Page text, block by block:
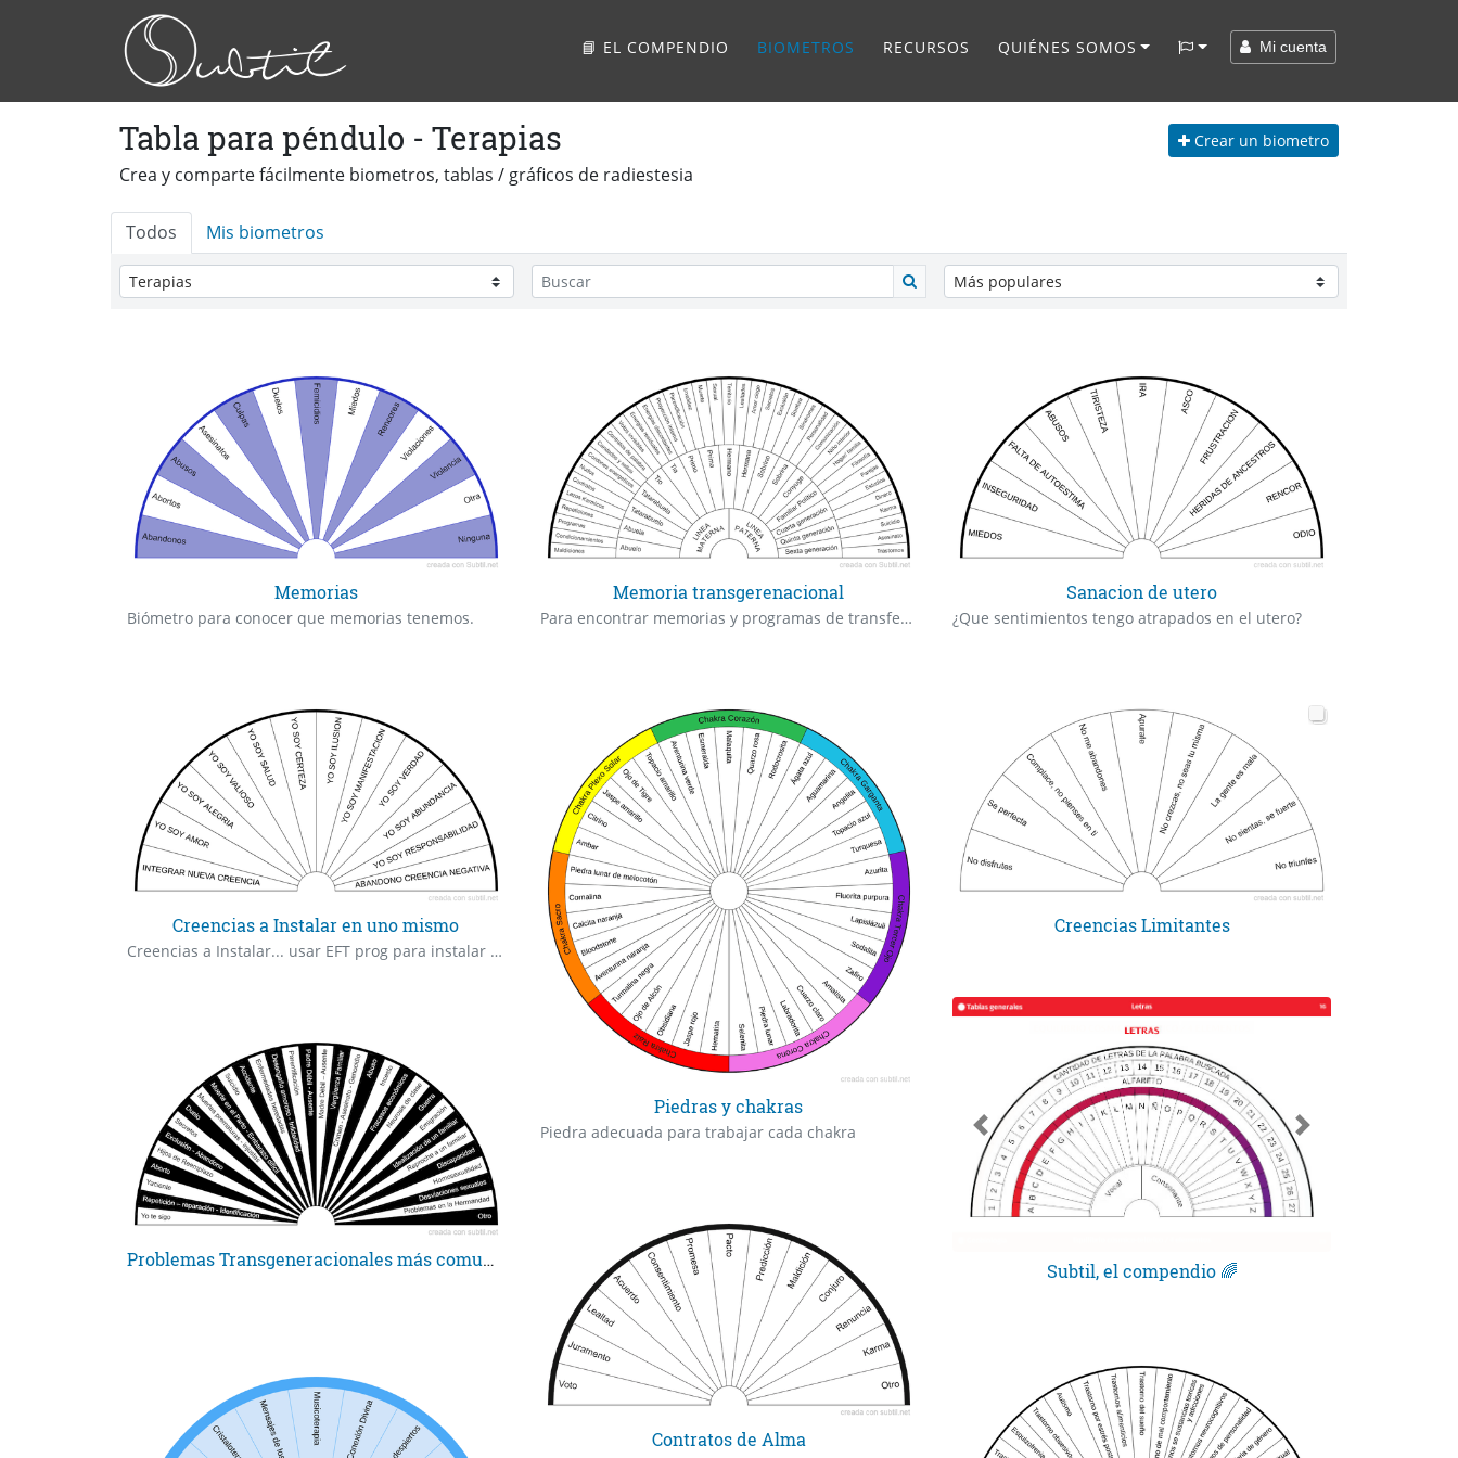
📘 EL COMPENDIO BIOMETROS RECURSOS QUIÉNES SOMOS Mi cuenta
Tabla para péndulo - Terapias
Crea y comparte fácilmente biometros, tablas / gráficos de radiestesia
Crearun biometro
Todos Mis biometros
Memorias
Biómetro para conocer que memorias tenemos.
Memoria transgerenacional
Para encontrar memorias y programas de transferencia en el sistema familiar que permanencen activos.
Sanacion de utero
¿Que sentimientos tengo atrapados en el utero?
Creencias a Instalar en uno mismo
Creencias a Instalar... usar EFT prog para instalar la creencia.
Piedras y chakras
Piedra adecuada para trabajar cada chakra
Creencias Limitantes
Problemas Transgeneracionales más comunes
Subtil, el compendio 🌈
Contratos de Alma